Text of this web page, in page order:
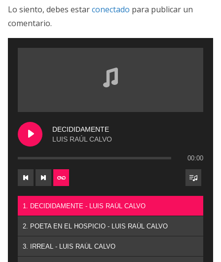
Lo siento, debes estarconectado para publicar un
comentario.
DECIDIDAMENTE
LUIS RAÚL CALVO
00:00
1. DECIDIDAMENTE - LUIS RAÚL CALVO
2. POETA EN EL HOSPICIO - LUIS RAÚL CALVO
3. IRREAL - LUIS RAÚL CALVO